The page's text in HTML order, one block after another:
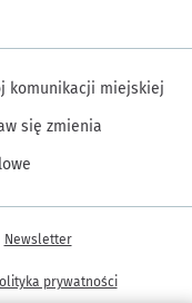
komunikacji miejskiej
się zmienia
Newsletter
prywatności